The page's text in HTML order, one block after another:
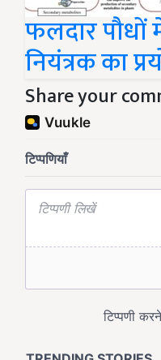
फलदार पौधों
नियंत्रक का
Share your